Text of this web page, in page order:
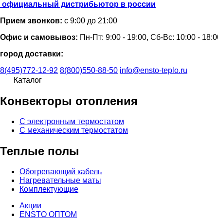
официальный дистрибьютор в россии
Прием звонков: с 9:00 до 21:00
Офис и самовывоз: Пн-Пт: 9:00 - 19:00, Сб-Вс: 10:00 -
город доставки:
8(495)772-12-92 8(800)550-88-50 info@ensto-teplo.ru
Каталог
Конвекторы отопления
С электронным термостатом
С механическим термостатом
Теплые полы
Обогревающий кабель
Нагревательные маты
Комплектующие
Акции
ENSTO ОПТОМ